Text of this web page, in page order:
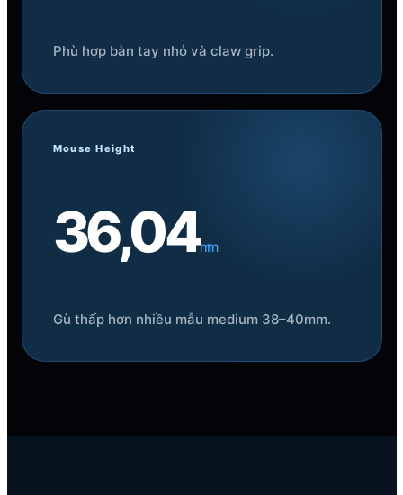
Phù hợp bàn tay nhỏ và claw grip.
Mouse Height
36,04mm
Gù thấp hơn nhiều mẫu medium 38–40mm.